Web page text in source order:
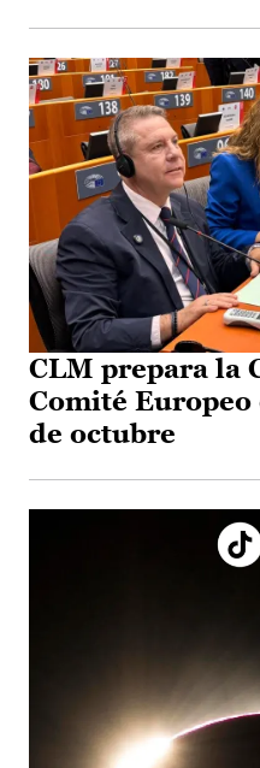
CLM prepara la
Comité Europeo
de octubre